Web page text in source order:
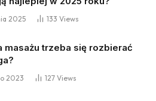
2025 133 Views
masażu trzeba się rozbierać
2023 127 Views